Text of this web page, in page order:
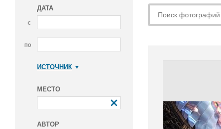
ДАТА
с
по
ИСТОЧНИК
МЕСТО
АВТОР